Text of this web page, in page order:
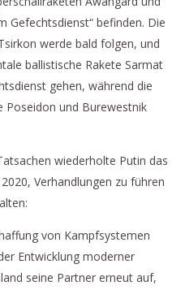
Gefechtsdienst“ befinden. Die
werde bald folgen, und
ballistische Rakete Sarmat
gehen, während die
Poseidon und Burewestnik
wiederholte Putin das
Verhandlungen zu führen
von Kampfsystemen
Entwicklung moderner
seine Partner erneut auf,